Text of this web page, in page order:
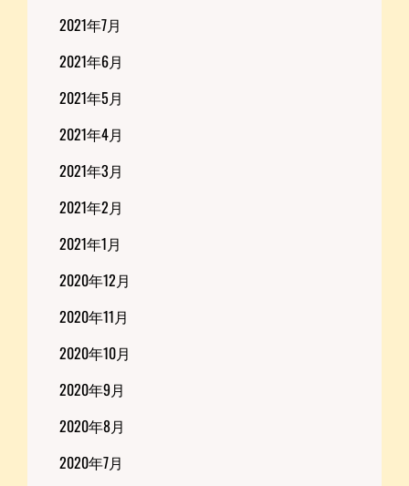
2021年7月
2021年6月
2021年5月
2021年4月
2021年3月
2021年2月
2021年1月
2020年12月
2020年11月
2020年10月
2020年9月
2020年8月
2020年7月